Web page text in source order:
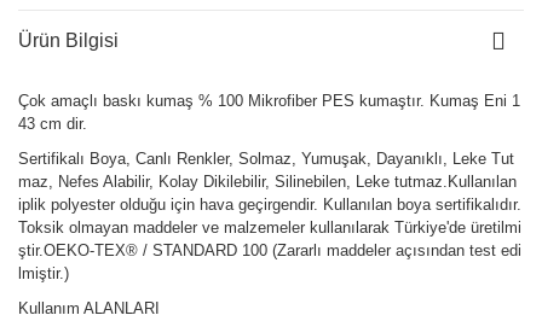
Ürün Bilgisi
Çok amaçlı baskı kumaş % 100 Mikrofiber PES kumaştır. Kumaş Eni 1
43 cm dir.
Sertifikalı Boya, Canlı Renkler, Solmaz, Yumuşak, Dayanıklı, Leke Tut
maz, Nefes Alabilir, Kolay Dikilebilir, Silinebilen, Leke tutmaz.Kullanılan
iplik polyester olduğu için hava geçirgendir. Kullanılan boya sertifikalıdır.
Toksik olmayan maddeler ve malzemeler kullanılarak Türkiye'de üretilmi
ştir.OEKO-TEX® / STANDARD 100 (Zararlı maddeler açısından test edi
lmiştir.)
Kullanım ALANLARI